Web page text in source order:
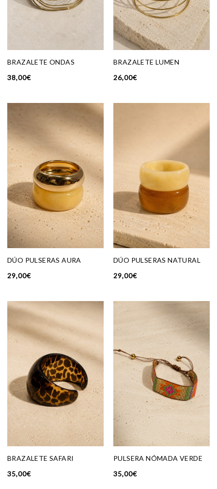
BRAZALETE ONDAS
38,00€
BRAZALETE LUMEN
26,00€
DÚO PULSERAS AURA
29,00€
DÚO PULSERAS NATURAL
29,00€
BRAZALETE SAFARI
35,00€
PULSERA NÓMADA VERDE
35,00€